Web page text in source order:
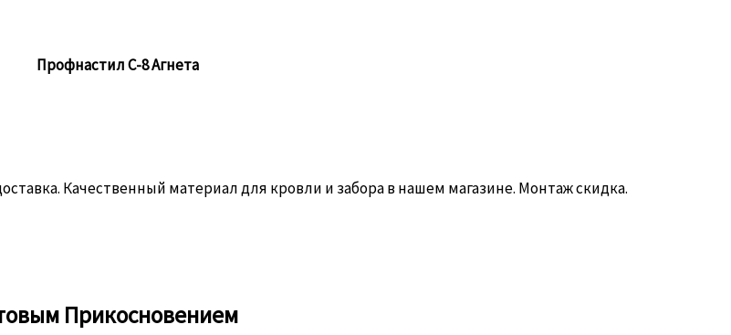
Профнастил С-8 Агнета
Качественный материал для кровли и забора в нашем магазине. Монтаж скидка.
Прикосновением